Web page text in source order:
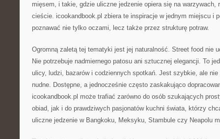
mięsem, i takie, gdzie uliczne jedzenie opiera się na warzywach,
cieście. icookandbook.pl zbiera te inspiracje w jednym miejscu i
poznawać nie tylko oczami, lecz także przez strukturę potraw.
Ogromną zaletą tej tematyki jest jej naturalność. Street food nie
Nie potrzebuje nadmiernego patosu ani sztucznej elegancji. To
ulicy, ludzi, bazarów i codziennych spotkań. Jest szybkie, ale
nudne. Dostępne, a jednocześnie często zaskakująco
icookandbook.pl może trafiać zarówno do osób szukających
obiad, jak i do prawdziwych pasjonatów kuchni świata, którzy
uliczne jedzenie w Bangkoku, Meksyku, Stambule czy Neapolu